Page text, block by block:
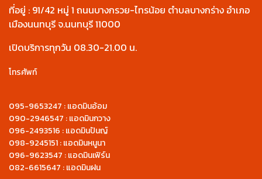
ที่อยู่ : 91/42 หมู่ 1 ถนนบางกรวย-ไทรน้อย ตำบลบางกร่าง อำเภอ
เมืองนนทบุรี จ.นนทบุรี 11000
เปิดบริการทุกวัน 08.30-21.00 น.
โทรศัพท์
095-9653247 : แอดมินอ้อม
090-2946547 : แอดมินกวาง
096-2493516 : แอดมินปันญ์
098-9245151 : แอดมินหนูนา
096-9623547 : แอดมินเฟิร์น
082-6615647 : แอดมินฝน